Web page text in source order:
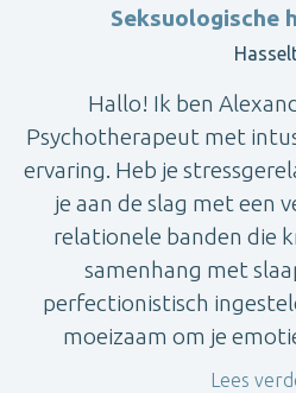
Seksuologische
Hallo! Ik ben
Psychotherapeut met
ervaring. Heb je
je aan de slag met een
relationele banden die
samenhang met
perfectionistisch
moeizaam om je
Lees